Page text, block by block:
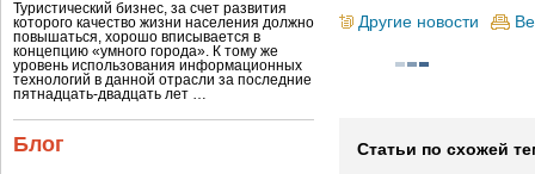
Туристический бизнес, за счет развития
которого качество жизни населения должно
повышаться, хорошо вписывается в
концепцию «умного города». К тому же
уровень использования информационных
технологий в данной отрасли за последние
пятнадцать-двадцать лет …
Блог
Другие новости
Статьи по схожей